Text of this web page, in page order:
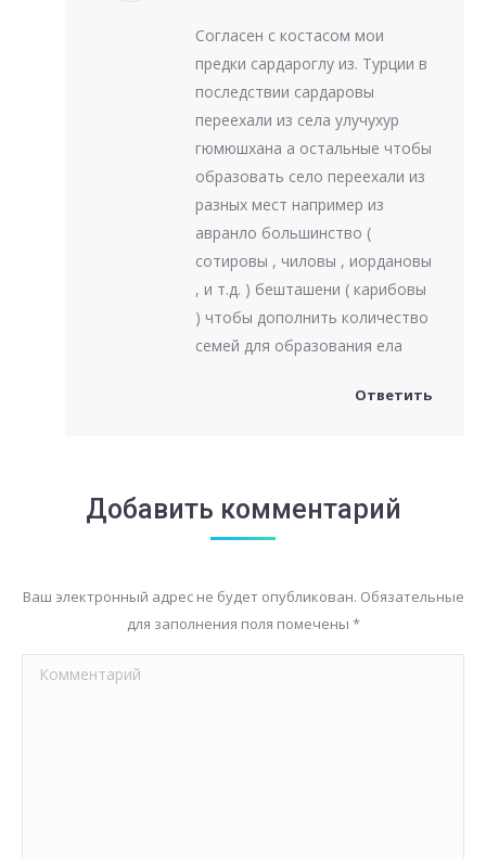
Согласен с костасом мои
предки сардароглу из. Турции в
последствии сардаровы
переехали из села улучухур
гюмюшхана а остальные чтобы
образовать село переехали из
разных мест например из
авранло большинство (
сотировы , чиловы , иордановы
, и т.д. ) бешташени ( карибовы
) чтобы дополнить количество
семей для образования ела
Ответить
Добавить комментарий
Ваш электронный адрес не будет опубликован. Обязательные
для заполнения поля помечены *
Комментарий